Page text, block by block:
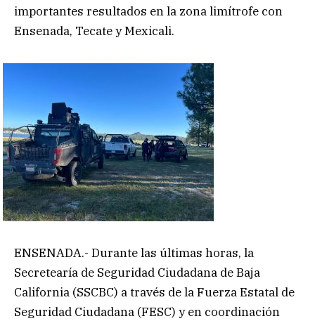
importantes resultados en la zona limítrofe con
Ensenada, Tecate y Mexicali.
ENSENADA.- Durante las últimas horas, la
Secretearía de Seguridad Ciudadana de Baja
California (SSCBC) a través de la Fuerza Estatal de
Seguridad Ciudadana (FESC) y en coordinación